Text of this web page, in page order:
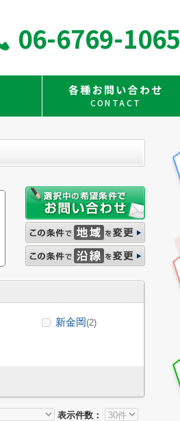
06-6769-1065
各種お問い合わせ
CONTACT
新金岡(2)
表示件数：